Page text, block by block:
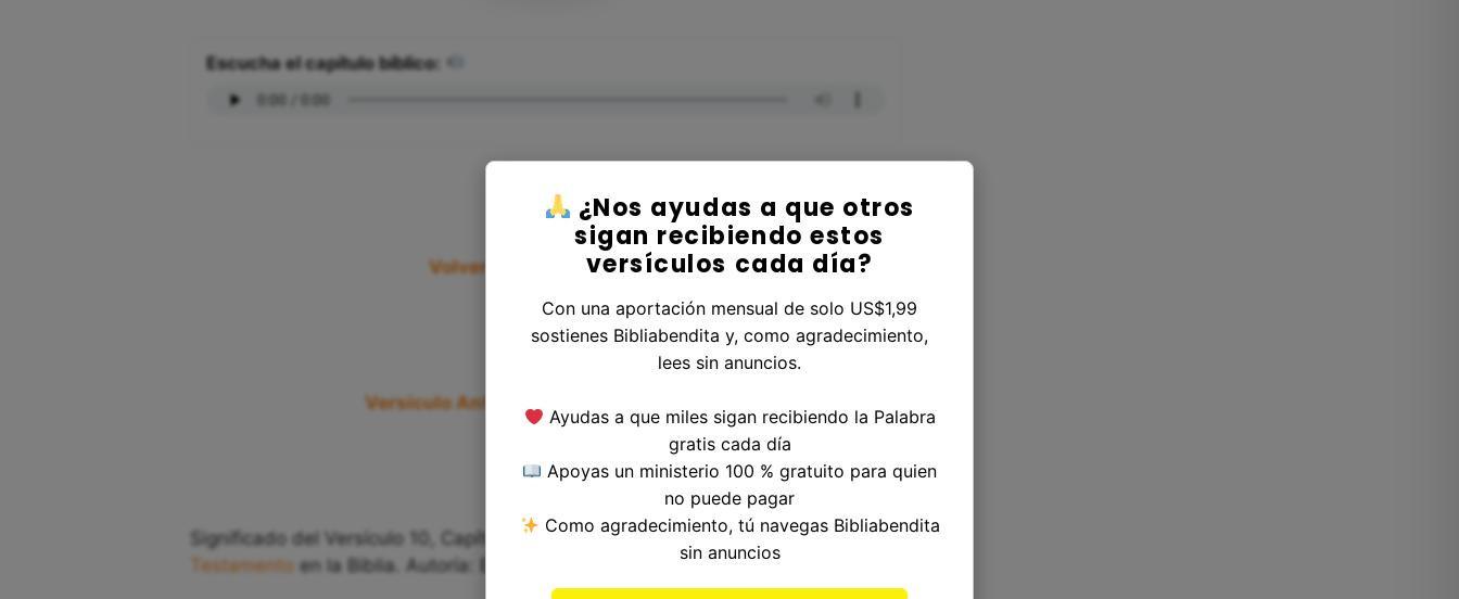
Escucha el capítulo bíblico:
Volver al Libro 2 Crónicas
Versículo Anterior
Significado del Versículo 10, Capítulo 12, Libro de 2 Crónicas del Antiguo
Testamentoen la Biblia. Autoría: Esdras.
¿Nos ayudas a que otros
sigan recibiendo estos
versículos cada día?
Con una aportación mensual de solo US$1,99
sostienes Bibliabendita y, como agradecimiento,
lees sin anuncios.
Ayudas a que miles sigan recibiendo la Palabra
gratis cada día
Apoyas un ministerio 100 % gratuito para quien
no puede pagar
Como agradecimiento, tú navegas Bibliabendita
sin anuncios